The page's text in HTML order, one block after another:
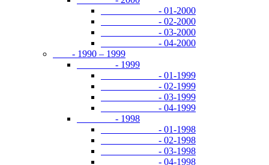
- 01-2000
- 02-2000
- 03-2000
- 04-2000
- 1990 – 1999
- 1999
- 01-1999
- 02-1999
- 03-1999
- 04-1999
- 1998
- 01-1998
- 02-1998
- 03-1998
- 04-1998